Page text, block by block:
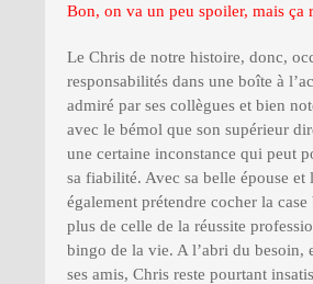
Bon, on va un peu spoiler, mais ça
Le Chris de notre histoire, donc,
responsabilités dans une boîte à
admiré par ses collègues et bien
avec le bémol que son supérieur
une certaine inconstance qui peut
sa fiabilité. Avec sa belle épouse
également prétendre cocher la
plus de celle de la réussite
bingo de la vie. A l’abri du besoin,
ses amis, Chris reste pourtant